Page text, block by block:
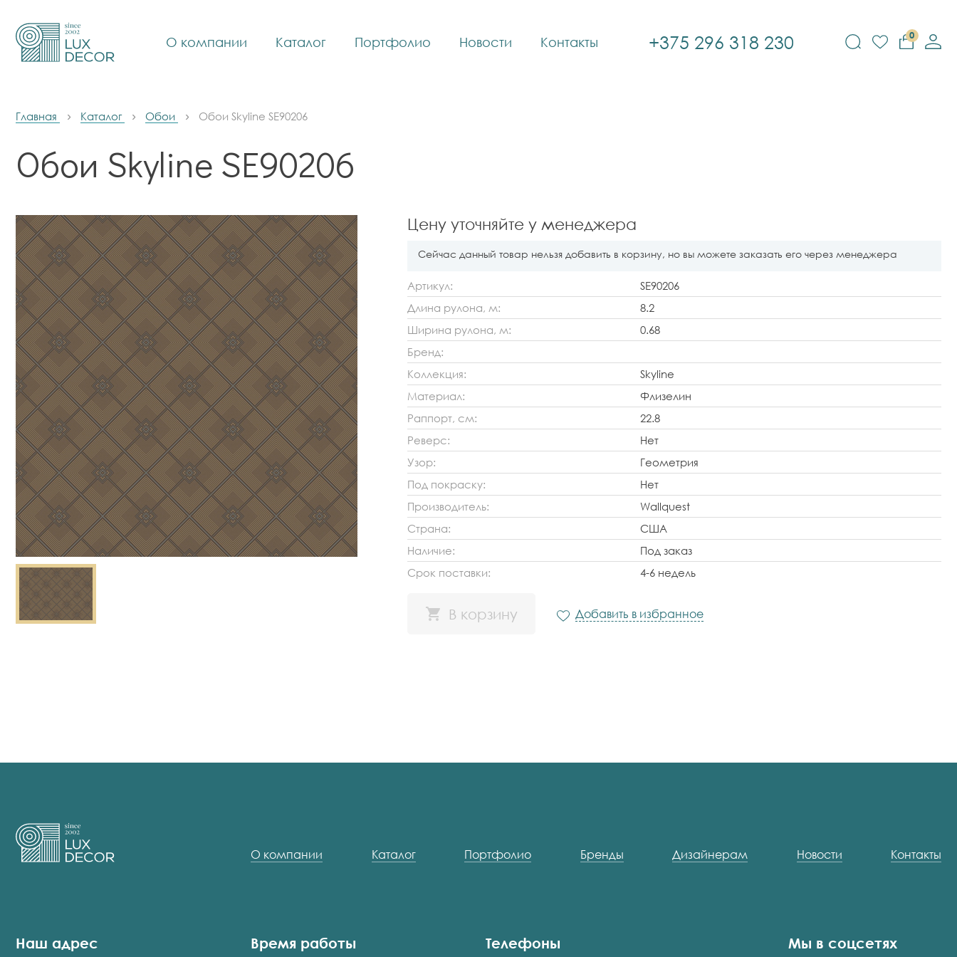
О компании Каталог Портфолио Новости Контакты +375 296 318 230 0
Главная Каталог Обои Обои Skyline SE90206
Обои Skyline SE90206
Цену уточняйте у менеджера
Сейчас данный товар нельзя добавить в корзину, но вы можете заказать его через менеджера
Артикул:
SE90206
Длина рулона, м:
8.2
Ширина рулона, м:
0.68
Бренд:
Коллекция:
Skyline
Материал:
Флизелин
Раппорт, см:
22.8
Реверс:
Нет
Узор:
Геометрия
Под покраску:
Нет
Производитель:
Wallquest
Страна:
США
Наличие:
Под заказ
Срок поставки:
4-6 недель
В корзину Добавить в избранное
О компании Каталог Портфолио Бренды Дизайнерам Новости Контакты
Наш адрес Время работы Телефоны Мы в соцсетях